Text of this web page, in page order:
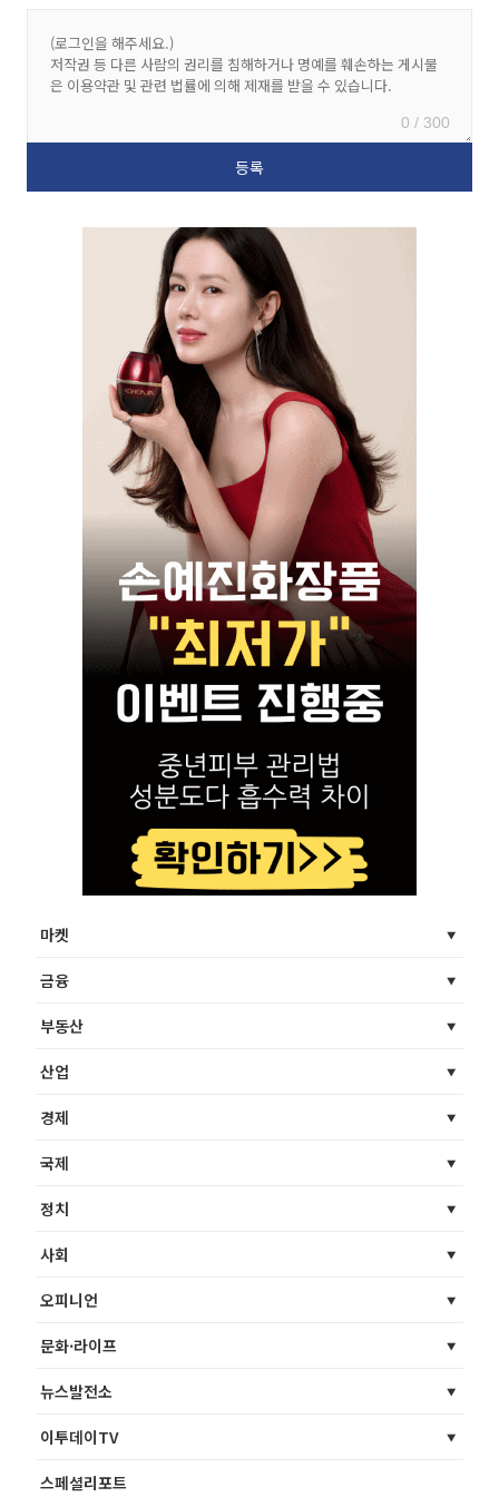
0 / 300
마켓
금융
부동산
산업
경제
국제
정치
사회
오피니언
문화·라이프
뉴스발전소
이투데이TV
스페셜리포트